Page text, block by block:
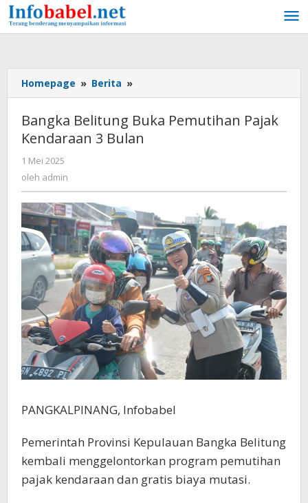
Lewati
ke
konten
Homepage » Berita »
Belitung
Buka
Pemutihan
Pajak
Bangka Belitung Buka Pemutihan Pajak
Kendaraan 3 Bulan
1 Mei 2025
oleh admin
PANGKALPINANG, Infobabel
Pemerintah Provinsi Kepulauan Bangka Belitung
kembali menggelontorkan program pemutihan
pajak kendaraan dan gratis biaya mutasi.